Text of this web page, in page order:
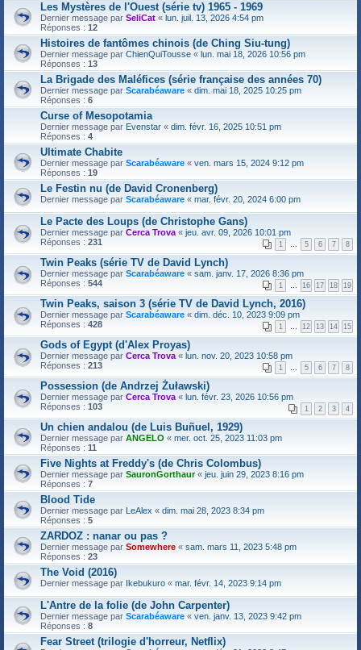
Les Mystères de l'Ouest (série tv) 1965 - 1969
Dernier message par SeliCat « lun. juil. 13, 2026 4:54 pm
Réponses : 12
Histoires de fantômes chinois (de Ching Siu-tung)
Dernier message par ChienQuiTousse « lun. mai 18, 2026 10:56 pm
Réponses : 13
La Brigade des Maléfices (série française des années 70)
Dernier message par Scarabéaware « dim. mai 18, 2025 10:25 pm
Réponses : 6
Curse of Mesopotamia
Dernier message par Evenstar « dim. févr. 16, 2025 10:51 pm
Réponses : 4
Ultimate Chabite
Dernier message par Scarabéaware « ven. mars 15, 2024 9:12 pm
Réponses : 19
Le Festin nu (de David Cronenberg)
Dernier message par Scarabéaware « mar. févr. 20, 2024 6:00 pm
Le Pacte des Loups (de Christophe Gans)
Dernier message par Cerca Trova « jeu. avr. 09, 2026 10:01 pm
Réponses : 231 1 … 5 6 7 8
Twin Peaks (série TV de David Lynch)
Dernier message par Scarabéaware « sam. janv. 17, 2026 8:36 pm
Réponses : 544 1 … 16 17 18 19
Twin Peaks, saison 3 (série TV de David Lynch, 2016)
Dernier message par Scarabéaware « dim. déc. 10, 2023 9:09 pm
Réponses : 428 1 … 12 13 14 15
Gods of Egypt (d'Alex Proyas)
Dernier message par Cerca Trova « lun. nov. 20, 2023 10:58 pm
Réponses : 213 1 … 5 6 7 8
Possession (de Andrzej Żuławski)
Dernier message par Cerca Trova « lun. févr. 23, 2026 10:56 pm
Réponses : 103 1 2 3 4
Un chien andalou (de Luis Buñuel, 1929)
Dernier message par ANGELO « mer. oct. 25, 2023 11:03 pm
Réponses : 11
Five Nights at Freddy's (de Chris Colombus)
Dernier message par SauronGorthaur« jeu. juin 29, 2023 8:16 pm
Réponses : 7
Blood Tide
Dernier message par LeAlex « dim. mai 28, 2023 8:34 pm
Réponses : 5
ZARDOZ : nanar ou pas ?
Dernier message par Somewhere « sam. mars 11, 2023 5:48 pm
Réponses : 23
The Void (2016)
Dernier message par Ikebukuro « mar. févr. 14, 2023 9:14 pm
L'Antre de la folie (de John Carpenter)
Dernier message par Scarabéaware « ven. janv. 13, 2023 9:42 pm
Réponses : 8
Fear Street (trilogie d'horreur, Netflix)